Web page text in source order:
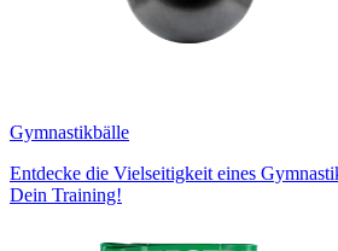
Gymnastikbälle
Entdecke die Vielseitigkeit eines
Dein Training!